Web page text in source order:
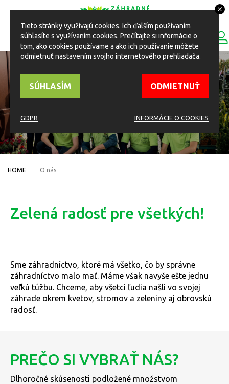
Toggle
navigation
ESHOP
HOME O nás
Zelená radosť pre všetkých!
Sme záhradníctvo, ktoré má všetko, čo by správne
záhradníctvo malo mať. Máme však navyše ešte jednu
veľkú túžbu. Chceme, aby všetci ľudia našli vo svojej
záhrade okrem kvetov, stromov a zeleniny aj obrovskú
radosť.
PREČO SI VYBRAŤ NÁS?
Dlhoročné skúsenosti podložené množstvom
Tieto stránky využívajú cookies. Ich ďalším používaním
súhlasíte s využívaním cookies. Prečítajte si informácie o
tom, ako cookies používame a ako ich používanie môžete
odmietnuť nastavením svojho internetového prehliadača.
SÚHLASÍM ODMIETNUŤ
GDPR INFORMÁCIE O COOKIES